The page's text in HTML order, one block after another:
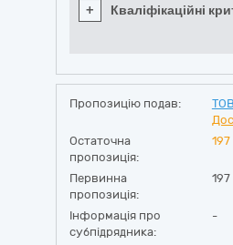
+ Кваліфікаційні
Пропозицію подав:
Остаточна
пропозиція:
Первинна
пропозиція:
Інформація про
субпідрядника:
-